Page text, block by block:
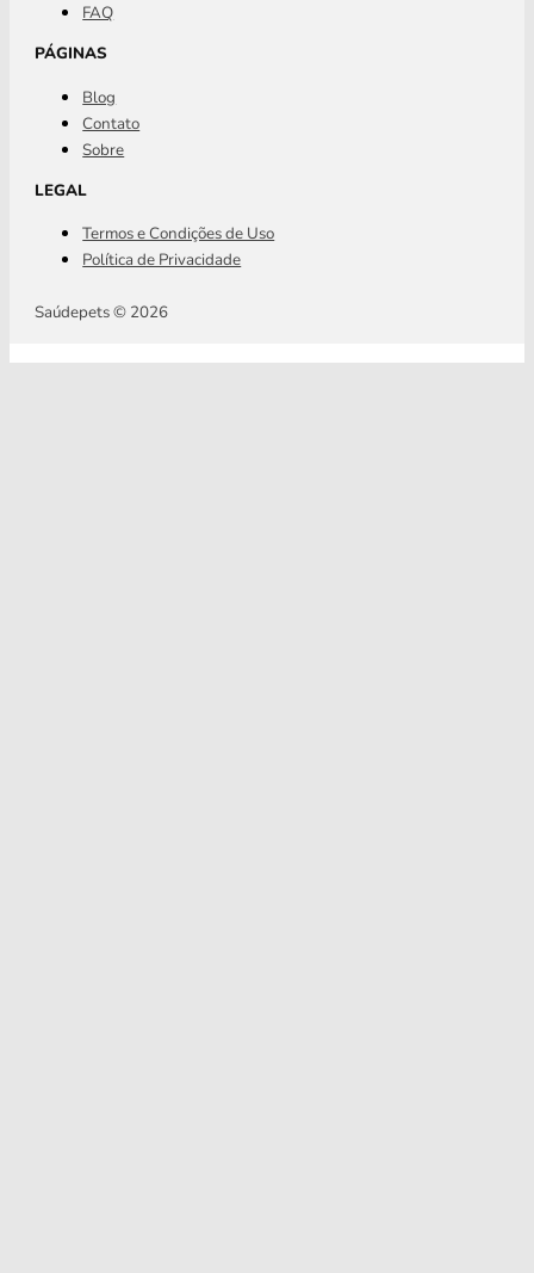
FAQ
PÁGINAS
Blog
Contato
Sobre
LEGAL
Termos e Condições de Uso
Política de Privacidade
Saúdepets © 2026